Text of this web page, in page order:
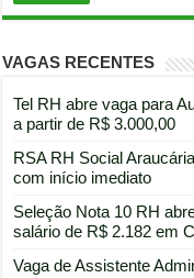
VAGAS RECENTES
Tel RH abre vaga para
a partir de R$ 3.000,00
RSA RH Social
com início imediato
Seleção Nota 10 RH
salário de R$ 2.182 em
Vaga de Assistente